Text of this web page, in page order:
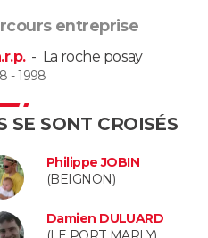
entreprise
- La roche posay
- 1998
SE SONT CROISÉS
Philippe JOBIN
(BEIGNON)
Damien DULUARD